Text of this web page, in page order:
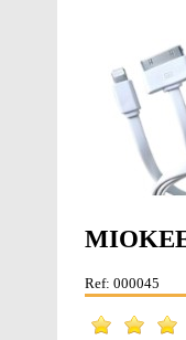
Ref: 000045